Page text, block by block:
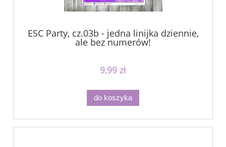
ESC Party, cz.03b - jedna linijka dziennie,
ale bez numerów!
9,99 zł
do koszyka